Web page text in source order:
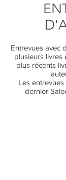
Entrevues avec
plusieurs livres
plus récents
Les
dernier